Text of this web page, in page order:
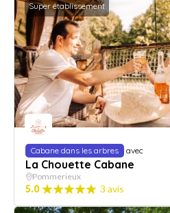
Super établissement
Cabane dans les arbres avec
La Chouette Cabane
Pommerieux
5.0 3 avis